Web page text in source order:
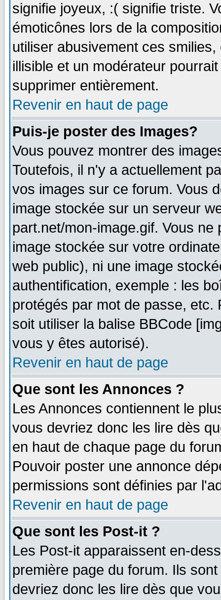
signifie joyeux, :( signifie triste.
émoticônes lors de la
utiliser abusivement ces
illisible et un modérateur
supprimer entièrement.
Revenir en haut de page
Puis-je poster des Images?
Vous pouvez montrer des
Toutefois, il n'y a actuellement
vos images sur ce forum. Vous
image stockée sur un serveur
part.net/mon-image.gif. Vous
image stockée sur votre
web public), ni une image
authentification, exemple : les
protégés par mot de passe,
soit utiliser la balise BBCode
vous y êtes autorisé).
Revenir en haut de page
Que sont les Annonces ?
Les Annonces contiennent le
vous devriez donc les lire dès
en haut de chaque page du
Pouvoir poster une annonce
permissions sont définies par
Revenir en haut de page
Que sont les Post-it ?
Les Post-it apparaissent en-
première page du forum. Ils
devriez donc les lire dès que